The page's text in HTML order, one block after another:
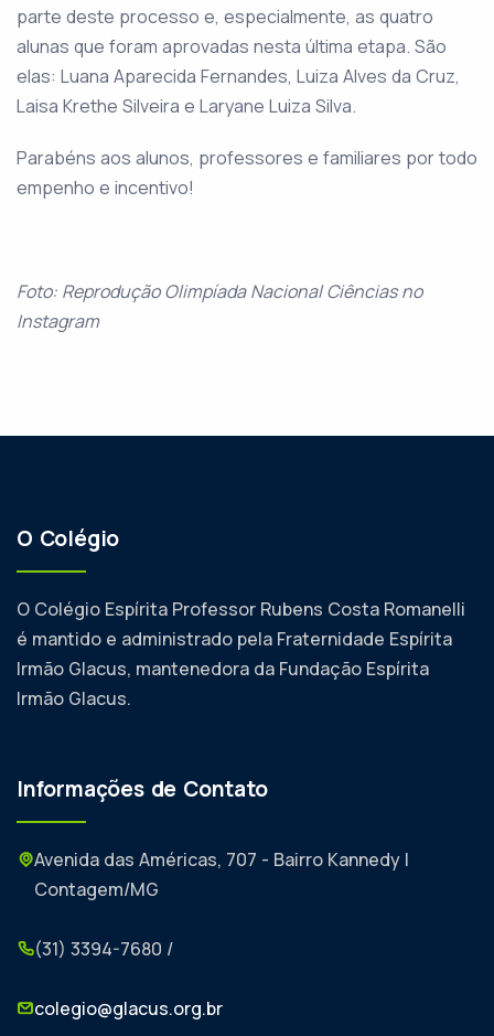
parte deste processo e, especialmente, as quatro
alunas que foram aprovadas nesta última etapa. São
elas: Luana Aparecida Fernandes, Luiza Alves da Cruz,
Laisa Krethe Silveira e Laryane Luiza Silva.
Parabéns aos alunos, professores e familiares por todo
empenho e incentivo!
Foto: Reprodução Olimpíada Nacional Ciências no
Instagram
O Colégio
O Colégio Espírita Professor Rubens Costa Romanelli
é mantido e administrado pela Fraternidade Espírita
Irmão Glacus, mantenedora da Fundação Espírita
Irmão Glacus.
Informações de Contato
Avenida das Américas, 707 - Bairro Kannedy |
Contagem/MG
(31) 3394-7680 /
colegio@glacus.org.br